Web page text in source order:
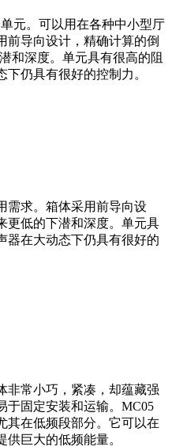
元。可以用在各种中小型厅
前导向设计，精确计算的倒
和深度。单元具有很高的阻
仍具有很好的控制力。
需求。箱体采用前导向设
更低的下潜和深度。单元具
器在大动态下仍具有很好的
非常小巧，紧凑，却蕴藏强
于固定安装和运输。MC05
其在低频段部分。它可以在
巨大的低频能量。